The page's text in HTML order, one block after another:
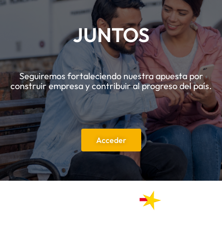
JUNTOS
Seguiremos fortaleciendo nuestra apuesta por
construir empresa y contribuir al progreso del país.
Acceder